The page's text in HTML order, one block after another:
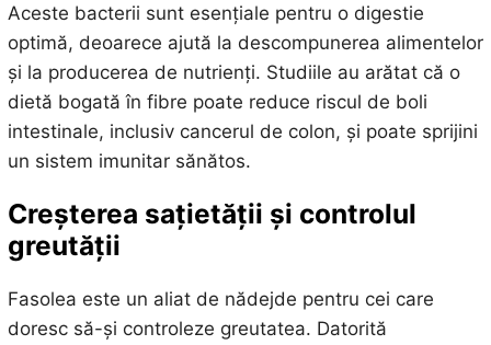
Aceste bacterii sunt esențiale pentru o digestie
optimă, deoarece ajută la descompunerea alimentelor
și la producerea de nutrienți. Studiile au arătat că o
dietă bogată în fibre poate reduce riscul de boli
intestinale, inclusiv cancerul de colon, și poate sprijini
un sistem imunitar sănătos.
Creșterea sațietății și controlul
greutății
Fasolea este un aliat de nădejde pentru cei care
doresc să-și controleze greutatea. Datorită